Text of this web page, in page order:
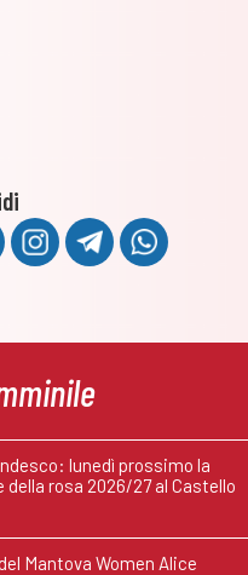
lunedì prossimo la
rosa 2026/27 al Castello
Mantova Women Alice